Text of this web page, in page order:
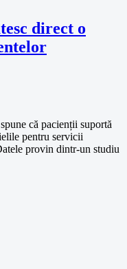
direct o
că pacienții suportă
pentru servicii
provin dintr-un studiu